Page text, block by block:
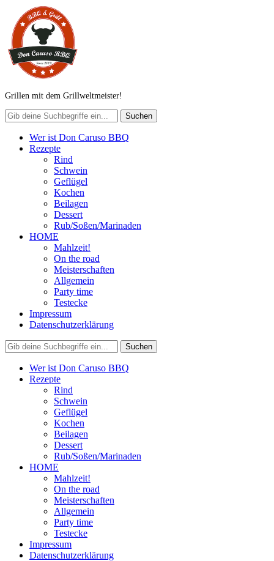
Grillen mit dem Grillweltmeister!
Wer ist Don Caruso BBQ
Rezepte
Rind
Schwein
Geflügel
Kochen
Beilagen
Dessert
Rub/Soßen/Marinaden
HOME
Mahlzeit!
On the road
Meisterschaften
Allgemein
Party time
Testecke
Impressum
Datenschutzerklärung
Wer ist Don Caruso BBQ
Rezepte
Rind
Schwein
Geflügel
Kochen
Beilagen
Dessert
Rub/Soßen/Marinaden
HOME
Mahlzeit!
On the road
Meisterschaften
Allgemein
Party time
Testecke
Impressum
Datenschutzerklärung